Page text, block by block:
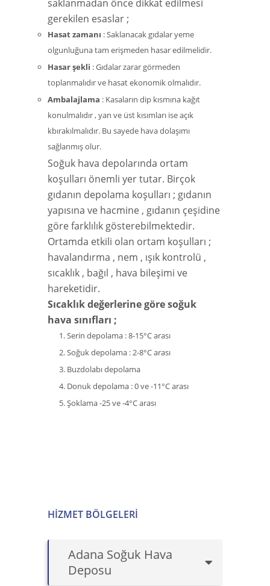
HIZMET BÖLGELERI
Adana Soğuk Hava
Deposu
saklanmadan önce dikkat edilmesi
gerekilen esaslar ;
Hasat zamanı : Saklanacak gıdalar yeme
olgunluğuna tam erişmeden hasar edilmelidir.
Hasar şekli : Gıdalar zarar görmeden
toplanmalıdır ve hasat ekonomik olmalıdır.
Ambalajlama : Kasaların dip kısmına kağıt
konulmalıdır , yan ve üst kısımları ise açık
kbırakılmalıdır. Bu sayede hava dolaşımı
sağlanmış olur.
Soğuk hava depolarında ortam
koşulları önemli yer tutar. Birçok
gıdanın depolama koşulları ; gıdanın
yapısına ve hacmine , gıdanın çeşidine
göre farklılık gösterebilmektedir.
Ortamda etkili olan ortam koşulları ;
havalandırma , nem , ışık kontrolü ,
sıcaklık , bağıl , hava bileşimi ve
hareketidir.
Sıcaklık değerlerine göre soğuk
hava sınıfları ;
Serin depolama : 8-15°C arası
Soğuk depolama : 2-8°C arası
Buzdolabı depolama
Donuk depolama : 0 ve -11°C arası
Şoklama -25 ve -4°C arası